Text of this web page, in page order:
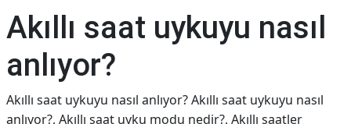
Akıllı saat uykuyu nasıl
anlıyor?
Akıllı saat uykuyu nasıl anlıyor? Akıllı saat uykuyu nasıl
anlıyor?, Akıllı saat uyku modu nedir?, Akıllı saatler